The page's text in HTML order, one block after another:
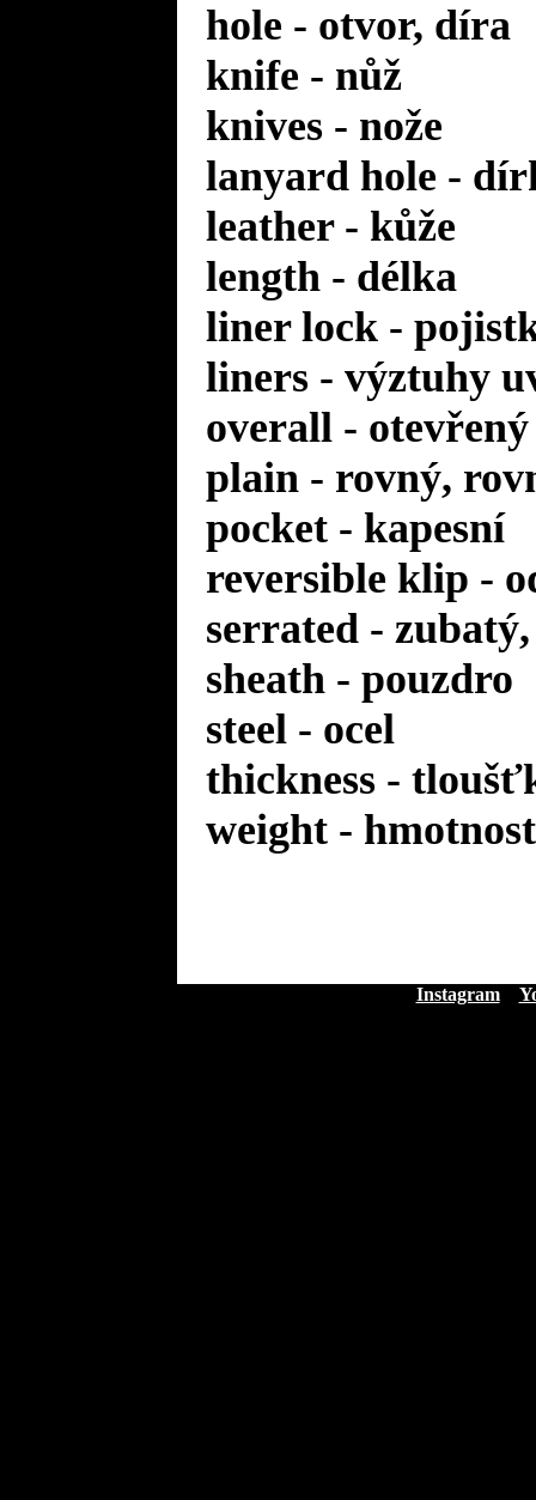
hole - otvor, díra
knife - nůž
knives - nože
lanyard hole -
leather - kůže
length - délka
liner lock -
liners - výztuhy
overall - otevřený
plain - rovný,
pocket - kapesní
reversible klip -
serrated -
sheath - pouzdro
steel - ocel
thickness -
weight - hmotnost
Instagram